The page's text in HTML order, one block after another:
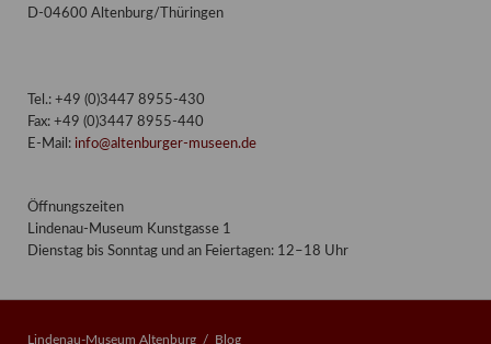
D-04600 Altenburg/Thüringen
Tel.: +49 (0)3447 8955-430
Fax: +49 (0)3447 8955-440
E-Mail: info@altenburger-museen.de
Öffnungszeiten
Lindenau-Museum Kunstgasse 1
Dienstag bis Sonntag und an Feiertagen: 12–18 Uhr
Lindenau-Museum Altenburg Blog